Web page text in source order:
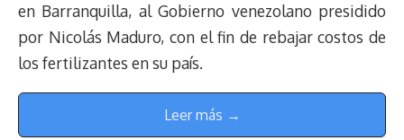
en Barranquilla, al Gobierno venezolano presidido
por Nicolás Maduro, con el fin de rebajar costos de
los fertilizantes en su país.
Leer más →